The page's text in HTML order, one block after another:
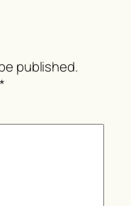
published.
*